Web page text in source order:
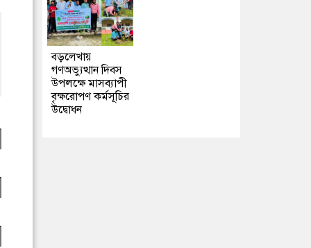
বড়লেখায়
গণঅভ্যুত্থান দিবস
উপলক্ষে মাসব্যাপী
বৃক্ষরোপণ কর্মসূচির
উদ্বোধন